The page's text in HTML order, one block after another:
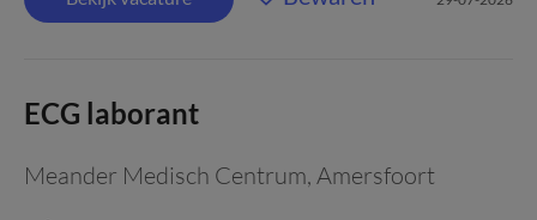
ECG laborant
Meander Medisch Centrum, Amersfoort